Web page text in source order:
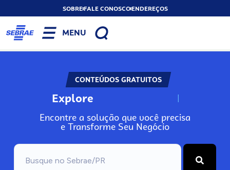
SOBREFALE CONOSCOENDEREÇOS
MENU
CONTEÚDOS GRATUITOS
Explore N
Encontre a solução que você precisa
e Transforme Seu Negócio